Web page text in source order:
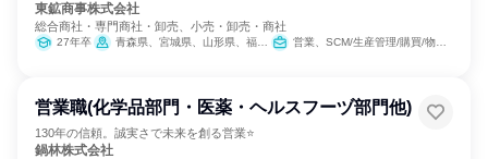
東鉱商事株式会社
総合商社・専門商社・卸売、小売・卸売・商社
27年卒 青森県、宮城県、山形県、福島県、茨城県、栃木県、群馬県、千葉県、東京都 営業、SCM/生産管理/購買/物流、経営/事業企画
営業職(化学品部門・医薬・ヘルスフーヅ部門他)
130年の信頼。誠実さで未来を創る営業⭐
鍋林株式会社